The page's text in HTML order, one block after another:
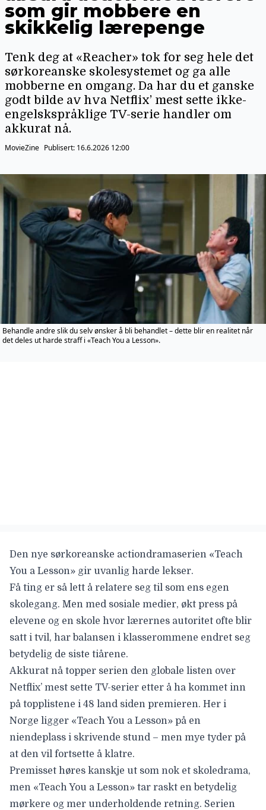
som gir mobbere en
skikkelig lærepenge
Tenk deg at «Reacher» tok for seg hele det
sørkoreanske skolesystemet og ga alle
mobberne en omgang. Da har du et ganske
godt bilde av hva Netflix’ mest sette ikke-
engelskspråklige TV-serie handler om
akkurat nå.
MovieZine Publisert: 16.6.2026 12:00
Behandle andre slik du selv ønsker å bli behandlet – dette blir en realitet når
det deles ut harde straff i «Teach You a Lesson».
Den nye sørkoreanske actiondramaserien «Teach
You a Lesson» gir uvanlig harde lekser.
Få ting er så lett å relatere seg til som ens egen
skolegang. Men med sosiale medier, økt press på
elevene og en skole hvor lærernes autoritet ofte blir
satt i tvil, har balansen i klasserommene endret seg
betydelig de siste tiårene.
Akkurat nå topper serien den globale listen over
Netflix’ mest sette TV-serier etter å ha kommet inn
på topplistene i 48 land siden premieren. Her i
Norge ligger «Teach You a Lesson» på en
niendeplass i skrivende stund – men mye tyder på
at den vil fortsette å klatre.
Premisset høres kanskje ut som nok et skoledrama,
men «Teach You a Lesson» tar raskt en betydelig
mørkere og mer underholdende retning. Serien